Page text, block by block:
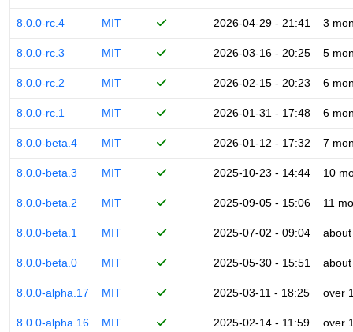
8.0.0-rc.4 MIT 2026-04-29 - 21:41 3
8.0.0-rc.3 MIT 2026-03-16 - 20:25 5
8.0.0-rc.2 MIT 2026-02-15 - 20:23 6
8.0.0-rc.1 MIT 2026-01-31 - 17:48 6
8.0.0-beta.4 MIT 2026-01-12 - 17:32 7
8.0.0-beta.3 MIT 2025-10-23 - 14:44 10
8.0.0-beta.2 MIT 2025-09-05 - 15:06 11
8.0.0-beta.1 MIT 2025-07-02 - 09:04
8.0.0-beta.0 MIT 2025-05-30 - 15:51
8.0.0-alpha.17 MIT 2025-03-11 - 18:25 over
8.0.0-alpha.16 MIT 2025-02-14 - 11:59 over